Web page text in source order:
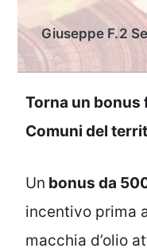
Giuseppe F.2
Torna un bonus
Comuni del
Un bonus da
incentivo prima
macchia d’olio